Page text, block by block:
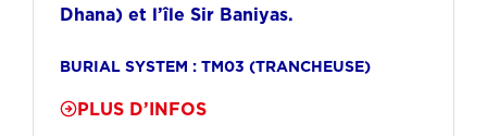
Dhana) et l’île Sir Baniyas.
BURIAL SYSTEM : TM03 (TRANCHEUSE)
PLUS D’INFOS